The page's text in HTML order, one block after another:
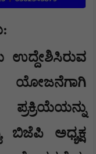
ಉದ್ದೇಶಿಸಿರುವ
ಪ್ರಕ್ರಿಯೆಯನ್ನು
ಬಿಜೆಪಿ ಅಧ್ಯಕ್ಷ